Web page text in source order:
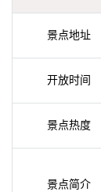
景点地址
开放时间
景点热度
景点简介